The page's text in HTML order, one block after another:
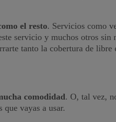
el resto. Servicios como
servicio y muchos otros sin
tanto la cobertura de
comodidad. O, tal vez,
vayas a usar.